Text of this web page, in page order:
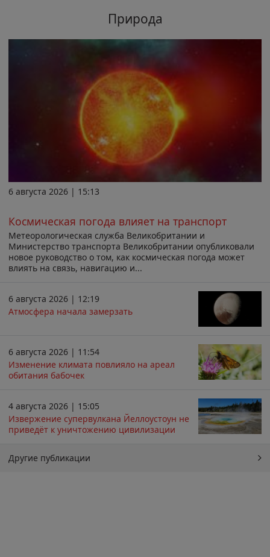
Природа
6 августа 2026 | 15:13
Космическая погода влияет на транспорт
Метеорологическая служба Великобритании и
Министерство транспорта Великобритании опубликовали
новое руководство о том, как космическая погода может
влиять на связь, навигацию и...
6 августа 2026 | 12:19
Атмосфера начала замерзать
6 августа 2026 | 11:54
Изменение климата повлияло на ареал
обитания бабочек
4 августа 2026 | 15:05
Извержение супервулкана Йеллоустоун не
приведёт к уничтожению цивилизации
Другие публикации